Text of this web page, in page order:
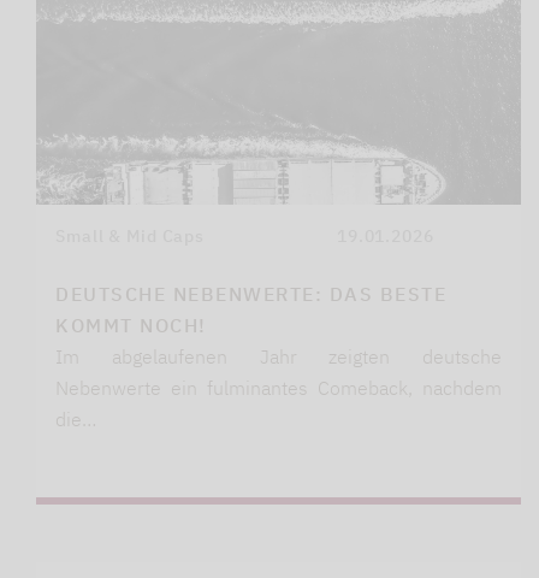
DEUTSCHE NEBENWERTE: DAS BESTE
KOMMT NOCH!
Im abgelaufenen Jahr zeigten deutsche
Nebenwerte ein fulminantes Comeback, nachdem
die…